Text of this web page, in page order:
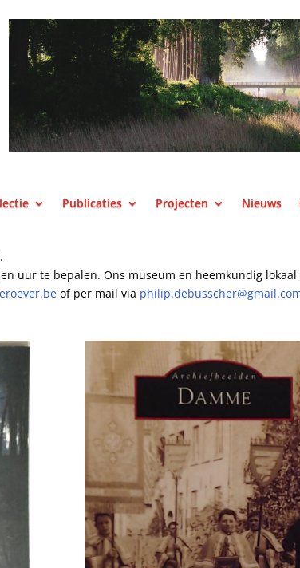
Publicaties Projecten Nieuws
uur te bepalen. Ons museum en heemkundig
of per mail via